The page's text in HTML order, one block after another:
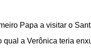
Papa a visitar o
a Verônica teria